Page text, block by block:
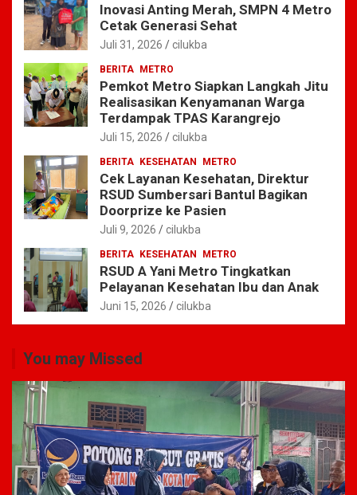
Inovasi Anting Merah, SMPN 4 Metro
Cetak Generasi Sehat
Juli 31, 2026 cilukba
BERITA METRO
Pemkot Metro Siapkan Langkah Jitu
Realisasikan Kenyamanan Warga
Terdampak TPAS Karangrejo
Juli 15, 2026 cilukba
BERITA KESEHATAN METRO
Cek Layanan Kesehatan, Direktur
RSUD Sumbersari Bantul Bagikan
Doorprize ke Pasien
Juli 9, 2026 cilukba
BERITA KESEHATAN METRO
RSUD A Yani Metro Tingkatkan
Pelayanan Kesehatan Ibu dan Anak
Juni 15, 2026 cilukba
You may Missed